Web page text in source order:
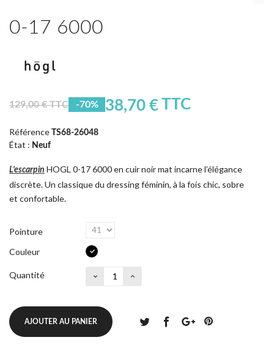
0-17 6000
129,00 € TTC -70% 38,70 €TTC
Référence TS68-26048
État : Neuf
L’escarpin HOGL 0-17 6000 en cuir noir mat incarne l’élégance
discrète. Un classique du dressing féminin, à la fois chic, sobre
et confortable.
Pointure
Couleur
Quantité
AJOUTER AU PANIER